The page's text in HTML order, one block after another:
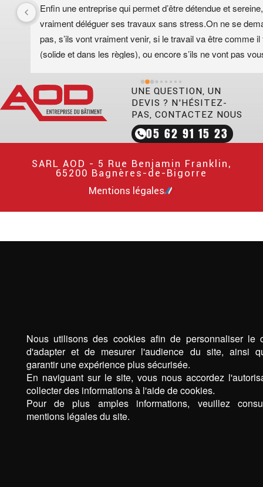
Enfin une entreprise qui permet d’être détendue et
vraiment déléguer ses travaux sans stress.On ne se
pas, s’ils vont vraiment venir, si le travail va être comme il
(solide et dans les règles), ou encore s’ils ne vont pas
impeccable !Du début à la fin, il n’y a rien à redire :Devis
clair, détaillé,prix honnêtes,délais respectés,travail bien
très soigné,Chantier laissé propre.Concernant l’équipe,
cerise sur le gâteau !Les gérants, le secrétariat, les
chef de chantier, ils sont tous gentils, doux, calmes,
respectueux des personnes et des lieux, flexibles et
TRES COMPÉTENTS !Ils savent proposer des solutions
s’adapter au fil du chantier, comprendre nos besoins,
pour le printemps prochain les façades.
UNE QUESTION, UN
DEVIS ? N’HÉSITEZ-
PAS, CONTACTEZ NOUS
05 62 91 15 23
SARL AOD - 5 Rue Benjamin Franklin,
65200 Bagnères-de-Bigorre
Mentions légales
Nous utilisons des cookies afin de personnaliser le
d'adapter et de mesurer l'audience du site, ainsi
garantir une expérience plus sécurisée.
En naviguant sur le site, vous nous accordez
collecter des informations à l'aide de cookies.
Pour de plus amples informations, veuillez
mentions légales du site.